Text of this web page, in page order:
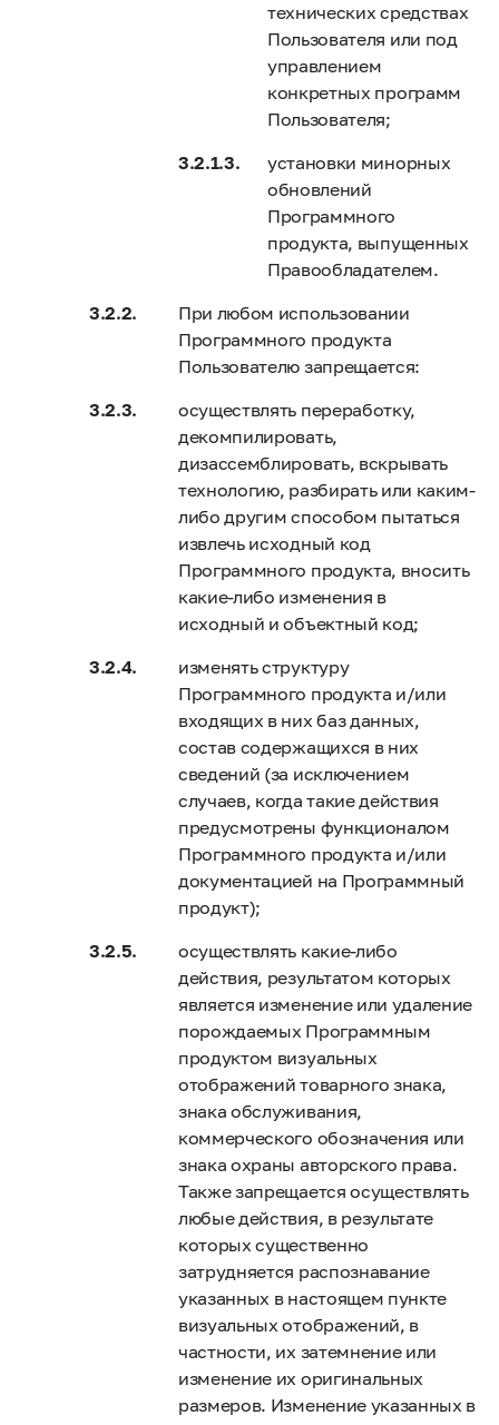
технических средствах
Пользователя или под
управлением
конкретных программ
Пользователя;
установки минорных
обновлений
Программного
продукта, выпущенных
Правообладателем.
При любом использовании
Программного продукта
Пользователю запрещается:
осуществлять переработку,
декомпилировать,
дизассемблировать, вскрывать
технологию, разбирать или каким-
либо другим способом пытаться
извлечь исходный код
Программного продукта, вносить
какие-либо изменения в
исходный и объектный код;
изменять структуру
Программного продукта и/или
входящих в них баз данных,
состав содержащихся в них
сведений (за исключением
случаев, когда такие действия
предусмотрены функционалом
Программного продукта и/или
документацией на Программный
продукт);
осуществлять какие-либо
действия, результатом которых
является изменение или удаление
порождаемых Программным
продуктом визуальных
отображений товарного знака,
знака обслуживания,
коммерческого обозначения или
знака охраны авторского права.
Также запрещается осуществлять
любые действия, в результате
которых существенно
затрудняется распознавание
указанных в настоящем пункте
визуальных отображений, в
частности, их затемнение или
изменение их оригинальных
размеров. Изменение указанных в